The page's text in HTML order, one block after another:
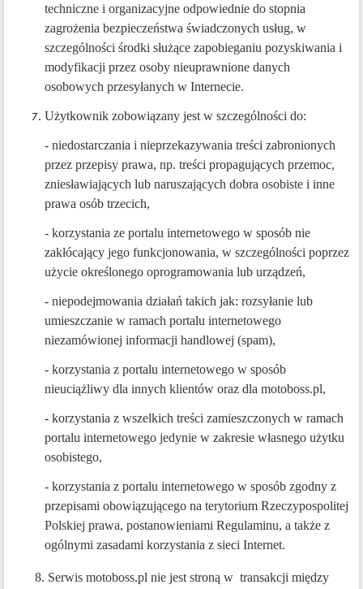
techniczne i organizacyjne odpowiednie do stopnia
zagrożenia bezpieczeństwa świadczonych usług, w
szczególności środki służące zapobieganiu pozyskiwania i
modyfikacji przez osoby nieuprawnione danych
osobowych przesyłanych w Internecie.
Użytkownik zobowiązany jest w szczególności do:
- niedostarczania i nieprzekazywania treści zabronionych
przez przepisy prawa, np. treści propagujących przemoc,
zniesławiających lub naruszających dobra osobiste i inne
prawa osób trzecich,
- korzystania ze portalu internetowego w sposób nie
zakłócający jego funkcjonowania, w szczególności poprzez
użycie określonego oprogramowania lub urządzeń,
- niepodejmowania działań takich jak: rozsyłanie lub
umieszczanie w ramach portalu internetowego
niezamówionej informacji handlowej (spam),
- korzystania z portalu internetowego w sposób
nieuciążliwy dla innych klientów oraz dla motoboss.pl,
- korzystania z wszelkich treści zamieszczonych w ramach
portalu internetowego jedynie w zakresie własnego użytku
osobistego,
- korzystania z portalu internetowego w sposób zgodny z
przepisami obowiązującego na terytorium Rzeczypospolitej
Polskiej prawa, postanowieniami Regulaminu, a także z
ogólnymi zasadami korzystania z sieci Internet.
8. Serwis motoboss.pl nie jest stroną w transakcji między